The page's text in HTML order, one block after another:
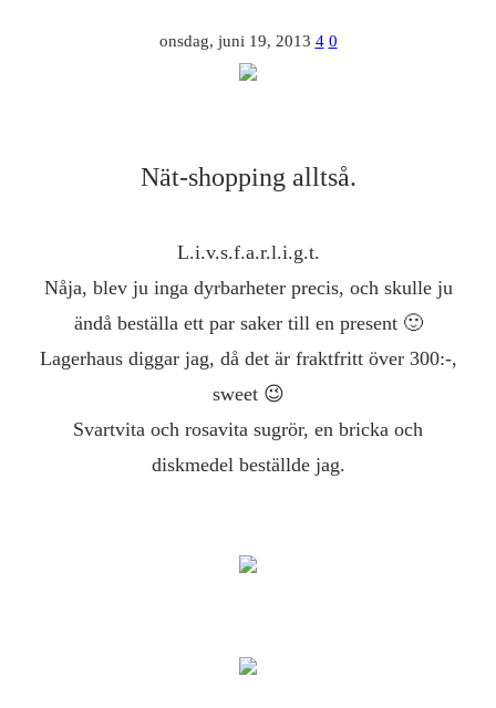
onsdag, juni 19, 2013 4 0
Nät-shopping alltså.
L.i.v.s.f.a.r.l.i.g.t.
Nåja, blev ju inga dyrbarheter precis, och skulle ju
ändå beställa ett par saker till en present 🙂
Lagerhaus diggar jag, då det är fraktfritt över 300:-,
sweet 😉
Svartvita och rosavita sugrör, en bricka och
diskmedel beställde jag.